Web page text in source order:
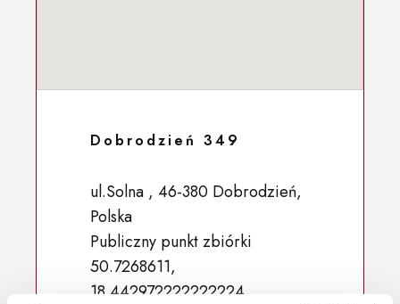
Dobrodzień 349
ul.Solna , 46-380 Dobrodzień,
Polska
Publiczny punkt zbiórki
50.7268611,
18.442972222222224